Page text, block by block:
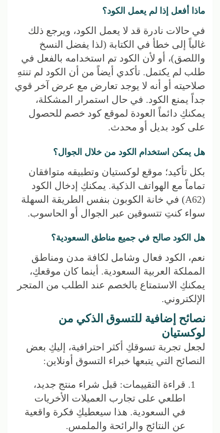
ماذا أفعل إذا لم يعمل الكود؟
في حالات نادرة قد لا يعمل الكود، ويرجع ذلك
غالباً إلى خطأ في الكتابة (لذا يفضل النسخ
واللصق)، أو لأن الكود تم استخدامه بالفعل في
طلب لم يكتمل. تأكدي أيضاً من أن الكود لم تنتهِ
صلاحيته أو أنه لا يوجد تعارض مع عرض آخر قوي
جداً يمنع الكود. في حال استمرار المشكلة،
يمكنكِ دائماً العودة لموقع كود خصم للحصول
على كود بديل أو محدث.
هل يمكن استخدام الكود من خلال الجوال؟
بكل تأكيد؛ موقع لوكستيان وتطبيقه متوافقان
تماماً مع الهواتف الذكية. يمكنكِ إدخال الكود
(A62) في خانة الكوبون بنفس الطريقة السهلة
سواء كنتِ تتسوقين عبر الجوال أو الحاسوب.
هل الكود صالح في جميع مناطق السعودية؟
نعم، الكود فعال وشامل لكافة مدن ومناطق
المملكة العربية السعودية. أينما كان موقعكِ،
يمكنكِ الاستمتاع بالخصم عند الطلب من المتجر
الإلكتروني.
نصائح إضافية للتسوق الذكي من
لوكستيان
لجعل تجربة تسوقكِ أكثر احترافية، إليكِ بعض
النصائح التي يتبعها خبراء التسوق أونلاين:
قراءة التقييمات: قبل شراء منتج جديد،
اطلعي على تجارب العميلات الأخريات
في السعودية. هذا سيعطيكِ فكرة واقعية
عن النتائج والرائحة والملمس.